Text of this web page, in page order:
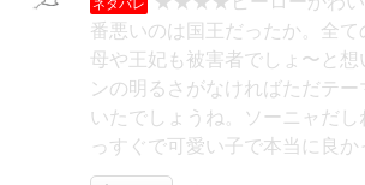
ネタバレ
番悪いのは国王だったか。全て
母や王妃も被害者でしょ〜と想
ンの明るさがなければただテ
いたでしょうね。ソーニャだし
っすぐで可愛い子で本当に良か